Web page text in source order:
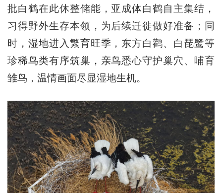
批白鹤在此休整储能，亚成体白鹤自主集结，
习得野外生存本领，为后续迁徙做好准备；同
时，湿地进入繁育旺季，东方白鹳、白琵鹭等
珍稀鸟类有序筑巢，亲鸟悉心守护巢穴、哺育
雏鸟，温情画面尽显湿地生机。